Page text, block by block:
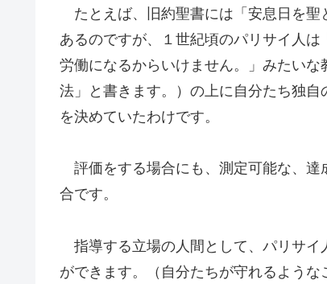
たとえば、旧約聖書には「安息日を聖
あるのですが、１世紀頃のパリサイ人
労働になるからいけません。」みたい
法」と書きます。）の上に自分たち独自
を決めていたわけです。
評価をする場合にも、測定可能な、達
合です。
指導する立場の人間として、パリサイ
ができます。（自分たちが守れるよう